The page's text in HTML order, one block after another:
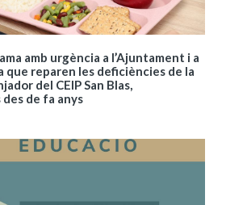
amb urgència a l’Ajuntament i a
que reparen les deficiències de la
del CEIP San Blas,
de fa anys